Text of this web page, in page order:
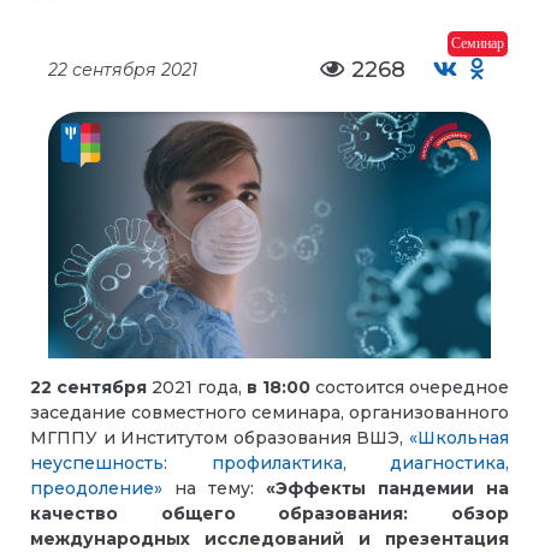
Семинар
22 сентября 2021 2268
22 сентября 2021 года, в 18:00 состоится очередное
заседание совместного семинара, организованного
МГППУ и Институтом образования ВШЭ, «Школьная
неуспешность: профилактика, диагностика,
преодоление» на тему:
«Эффекты пандемии на
качество общего образования: обзор
международных исследований и презентация